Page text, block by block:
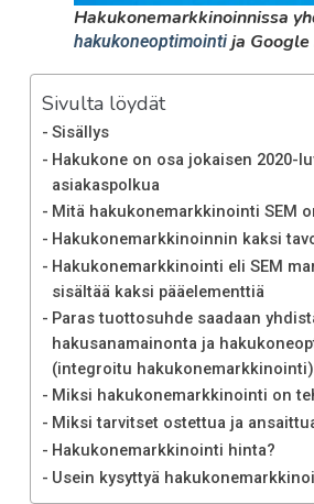
Hakukonemarkkinoinnissa
hakukoneoptimointi ja
Sivulta löydät
Sisällys
Hakukone on osa jokaisen 2020-
asiakaspolkua
Mitä hakukone­markkinointi SEM
Hakukonemarkkinoinnin kaksi
Hakukonemarkkinointi eli SEM
sisältää kaksi pääelementtiä
Paras tuottosuhde saadaan
hakusanamainonta ja
(integroitu hakukonemarkkinointi)
Miksi hakukone­markkinointi on
Miksi tarvitset ostettua ja
Hakukonemarkkinointi hinta?
Usein kysyttyä